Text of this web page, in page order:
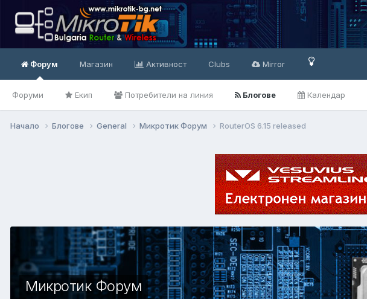
Форум
Форуми Екип Потребители на линия Блогове Календар
Магазин Активност Clubs Mirror
Начало Блогове General Микротик Форум RouterOS 6.15 released
Микротик Форум